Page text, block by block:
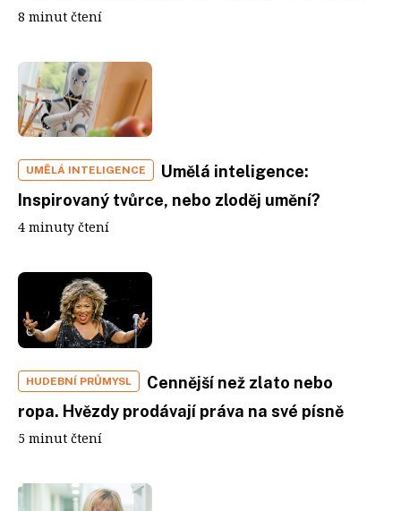
8 minut čtení
UMĚLÁ INTELIGENCE
Umělá inteligence:
Inspirovaný tvůrce, nebo zloděj umění?
4 minuty čtení
HUDEBNÍ PRŮMYSL
Cennější než zlato nebo
ropa. Hvězdy prodávají práva na své písně
5 minut čtení